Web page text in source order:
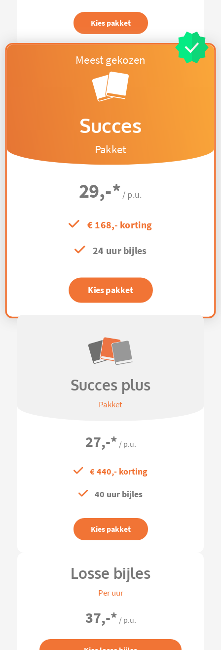
Kies pakket
Succes
Pakket
29,-* / p.u.
€ 168,- korting
24 uur bijles
Kies pakket
Succes plus
Pakket
27,-* / p.u.
€ 440,- korting
40 uur bijles
Kies pakket
Losse bijles
Per uur
37,-* / p.u.